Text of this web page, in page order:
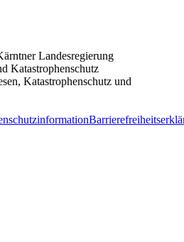
Landesregierung
Katastrophenschutz
Katastrophenschutz und